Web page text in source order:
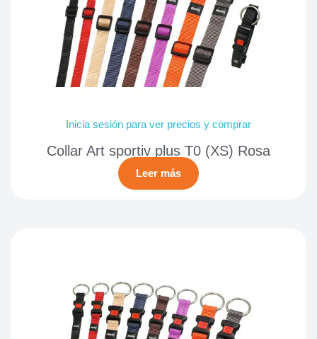
Inicia sesión para ver precios y comprar
Collar Art sportiv plus T0 (XS) Rosa
Leer más